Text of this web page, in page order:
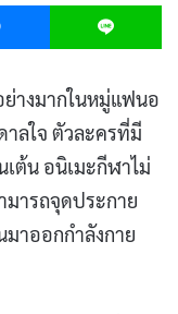
างมากในหมู่แฟนอ
าลใจ ตัวละครที่มี
ต้น อนิเมะกีฬาไม่
มารถจุดประกาย
าออกกำลังกาย